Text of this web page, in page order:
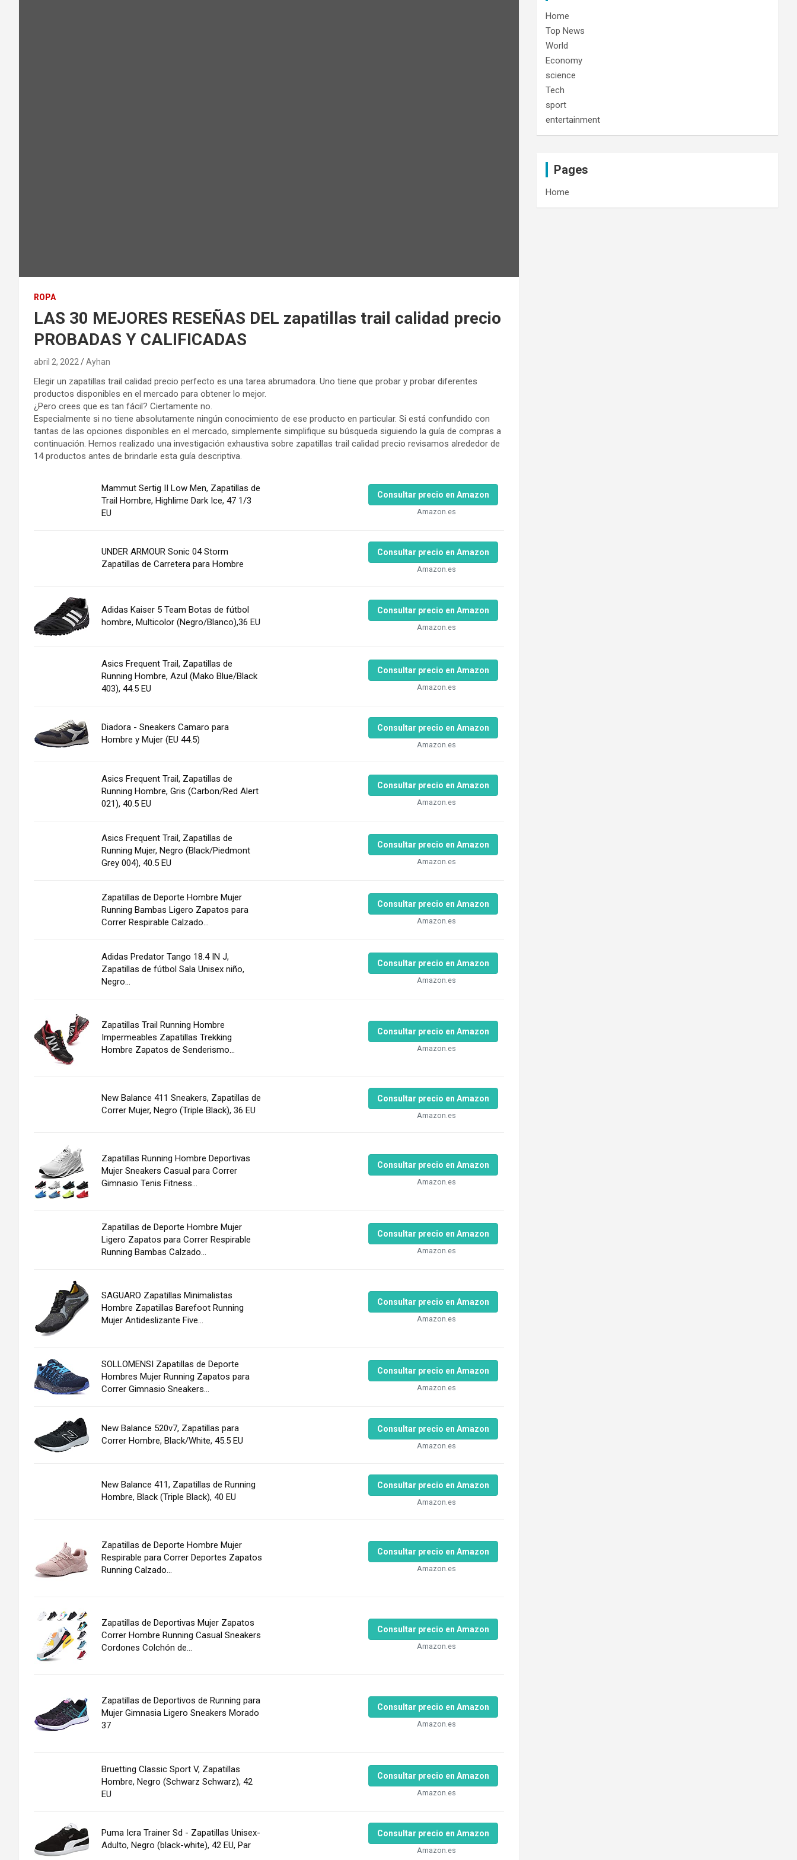
ROPA
LAS 30 MEJORES RESEÑAS DEL zapatillas trail calidad precio
PROBADAS Y CALIFICADAS
abril 2, 2022 Ayhan
Elegir un zapatillas trail calidad precio perfecto es una tarea abrumadora. Uno tiene que probar y probar diferentes
productos disponibles en el mercado para obtener lo mejor.
¿Pero crees que es tan fácil? Ciertamente no.
Especialmente si no tiene absolutamente ningún conocimiento de ese producto en particular. Si está confundido con
tantas de las opciones disponibles en el mercado, simplemente simplifique su búsqueda siguiendo la guía de compras a
continuación. Hemos realizado una investigación exhaustiva sobre zapatillas trail calidad precio revisamos alrededor de
14 productos antes de brindarle esta guía descriptiva.
Mammut Sertig II Low Men, Zapatillas de
Trail Hombre, Highlime Dark Ice, 47 1/3
EU
Consultar precio en Amazon
Amazon.es
UNDER ARMOUR Sonic 04 Storm
Zapatillas de Carretera para Hombre
Consultar precio en Amazon
Amazon.es
Adidas Kaiser 5 Team Botas de fútbol
hombre, Multicolor (Negro/Blanco),36 EU
Consultar precio en Amazon
Amazon.es
Asics Frequent Trail, Zapatillas de
Running Hombre, Azul (Mako Blue/Black
403), 44.5 EU
Consultar precio en Amazon
Amazon.es
Diadora - Sneakers Camaro para
Hombre y Mujer (EU 44.5)
Consultar precio en Amazon
Amazon.es
Asics Frequent Trail, Zapatillas de
Running Hombre, Gris (Carbon/Red Alert
021), 40.5 EU
Consultar precio en Amazon
Amazon.es
Asics Frequent Trail, Zapatillas de
Running Mujer, Negro (Black/Piedmont
Grey 004), 40.5 EU
Consultar precio en Amazon
Amazon.es
Zapatillas de Deporte Hombre Mujer
Running Bambas Ligero Zapatos para
Correr Respirable Calzado...
Consultar precio en Amazon
Amazon.es
Adidas Predator Tango 18.4 IN J,
Zapatillas de fútbol Sala Unisex niño,
Negro...
Consultar precio en Amazon
Amazon.es
Zapatillas Trail Running Hombre
Impermeables Zapatillas Trekking
Hombre Zapatos de Senderismo...
Consultar precio en Amazon
Amazon.es
New Balance 411 Sneakers, Zapatillas de
Correr Mujer, Negro (Triple Black), 36 EU
Consultar precio en Amazon
Amazon.es
Zapatillas Running Hombre Deportivas
Mujer Sneakers Casual para Correr
Gimnasio Tenis Fitness...
Consultar precio en Amazon
Amazon.es
Zapatillas de Deporte Hombre Mujer
Ligero Zapatos para Correr Respirable
Running Bambas Calzado...
Consultar precio en Amazon
Amazon.es
SAGUARO Zapatillas Minimalistas
Hombre Zapatillas Barefoot Running
Mujer Antideslizante Five...
Consultar precio en Amazon
Amazon.es
SOLLOMENSI Zapatillas de Deporte
Hombres Mujer Running Zapatos para
Correr Gimnasio Sneakers...
Consultar precio en Amazon
Amazon.es
New Balance 520v7, Zapatillas para
Correr Hombre, Black/White, 45.5 EU
Consultar precio en Amazon
Amazon.es
New Balance 411, Zapatillas de Running
Hombre, Black (Triple Black), 40 EU
Consultar precio en Amazon
Amazon.es
Zapatillas de Deporte Hombre Mujer
Respirable para Correr Deportes Zapatos
Running Calzado...
Consultar precio en Amazon
Amazon.es
Zapatillas de Deportivas Mujer Zapatos
Correr Hombre Running Casual Sneakers
Cordones Colchón de...
Consultar precio en Amazon
Amazon.es
Zapatillas de Deportivos de Running para
Mujer Gimnasia Ligero Sneakers Morado
37
Consultar precio en Amazon
Amazon.es
Bruetting Classic Sport V, Zapatillas
Hombre, Negro (Schwarz Schwarz), 42
EU
Consultar precio en Amazon
Amazon.es
Puma Icra Trainer Sd - Zapatillas Unisex-
Adulto, Negro (black-white), 42 EU, Par
Consultar precio en Amazon
Amazon.es
Home
Top News
World
Economy
science
Tech
sport
entertainment
Pages
Home